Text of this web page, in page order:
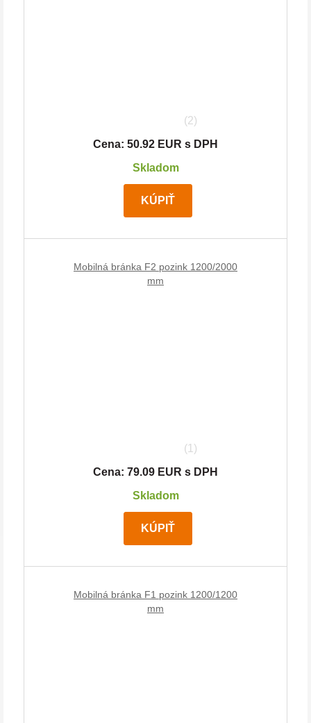
(2)
Cena: 50.92 EUR s DPH
Skladom
KÚPIŤ
Mobilná bránka F2 pozink 1200/2000
mm
(1)
Cena: 79.09 EUR s DPH
Skladom
KÚPIŤ
Mobilná bránka F1 pozink 1200/1200
mm